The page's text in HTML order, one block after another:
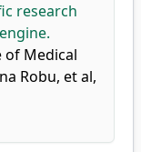
research
of Medical
Robu, et al,